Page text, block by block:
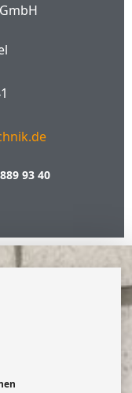
93 40